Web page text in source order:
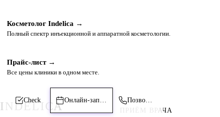
Косметолог Indelica →
Полный спектр инъекционной и аппаратной косметологии.
Прайс-лист →
Все цены клиники в одном месте.
Check Онлайн-запись Позвонить
INDELICA ПРИЁМ ВРАЧА